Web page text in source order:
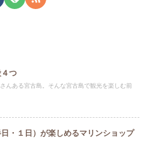
４つ
んある宮古島。そんな宮古島で観光を楽しむ前
・１日）が楽しめるマリンショップ